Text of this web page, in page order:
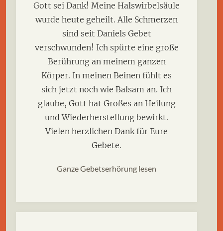
Gott sei Dank! Meine Halswirbelsäule
wurde heute geheilt. Alle Schmerzen
sind seit Daniels Gebet
verschwunden! Ich spürte eine große
Berührung an meinem ganzen
Körper. In meinen Beinen fühlt es
sich jetzt noch wie Balsam an. Ich
glaube, Gott hat Großes an Heilung
und Wiederherstellung bewirkt.
Vielen herzlichen Dank für Eure
Gebete.
Ganze Gebetserhörung lesen